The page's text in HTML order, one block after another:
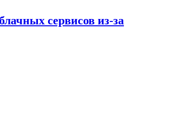
сервисов из-за